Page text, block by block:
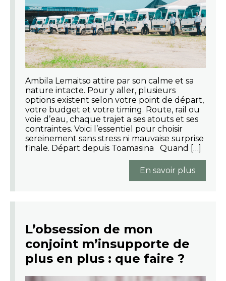
Ambila Lemaitso attire par son calme et sa
nature intacte. Pour y aller, plusieurs
options existent selon votre point de départ,
votre budget et votre timing. Route, rail ou
voie d’eau, chaque trajet a ses atouts et ses
contraintes. Voici l’essentiel pour choisir
sereinement sans stress ni mauvaise surprise
finale. Départ depuis Toamasina Quand […]
En savoir plus
L’obsession de mon
conjoint m’insupporte de
plus en plus : que faire ?